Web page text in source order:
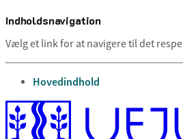
Indholdsnavigation
Vælg et link for at navigere til det
gå til
Hovedindhold